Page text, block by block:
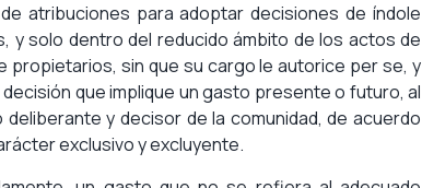
atribuciones para adoptar decisiones de índole
solo dentro del reducido ámbito de los actos de
sin que su cargo le autorice per se, y
que implique un gasto presente o futuro, al
y decisor de la comunidad, de acuerdo
exclusivo y excluyente.